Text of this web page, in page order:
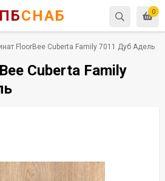
0
СНАБ
FloorBee Cuberta Family 7011 Дуб Адель
Cuberta Family